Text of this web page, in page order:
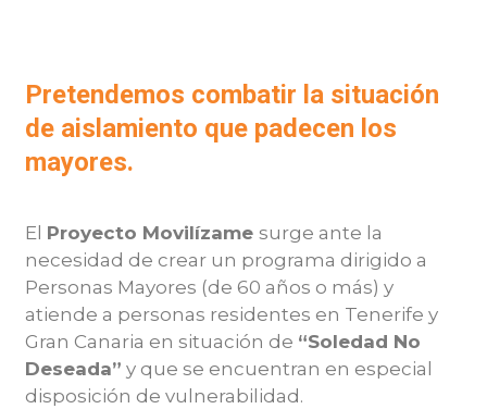
Pretendemos combatir la situación
de aislamiento que padecen los
mayores.
El Proyecto Movilízame surge ante la
necesidad de crear un programa dirigido a
Personas Mayores (de 60 años o más) y
atiende a personas residentes en Tenerife y
Gran Canaria en situación de “Soledad No
Deseada” y que se encuentran en especial
disposición de vulnerabilidad.